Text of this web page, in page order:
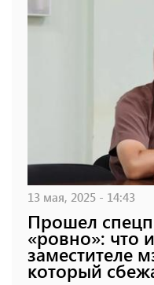
13 мая, 2025 - 14:43
Прошел
«ровно»: что
заместителе
который